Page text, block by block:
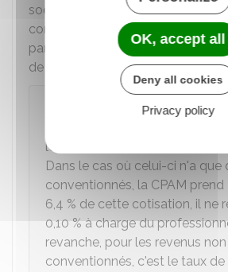
sociales sur la base du revenu de
conventionnée. Cette
partielle ou totale, cela dépend
de votre profession.
le taux de cotisation maladie
Dans le cas où celui-ci n'a que
conventionnés, la CPAM prend
6,4 % de cette cotisation, il ne
0,10 % à charge du
revanche, pour les revenus non
conventionnés, c'est le taux de
OK, accept all
Deny all cookies
Privacy policy